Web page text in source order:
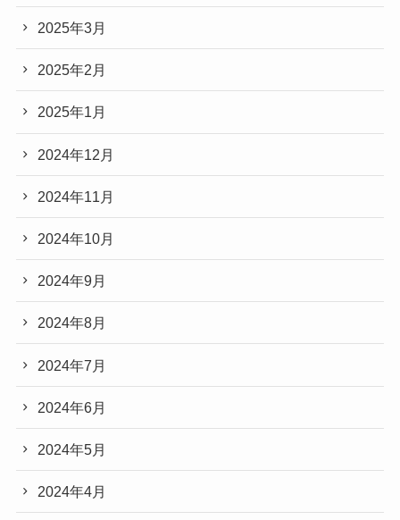
2025年3月
2025年2月
2025年1月
2024年12月
2024年11月
2024年10月
2024年9月
2024年8月
2024年7月
2024年6月
2024年5月
2024年4月